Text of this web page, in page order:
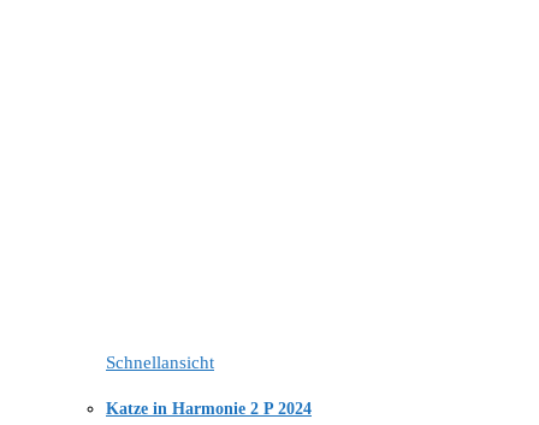
Schnellansicht
Katze in Harmonie 2 P 2024